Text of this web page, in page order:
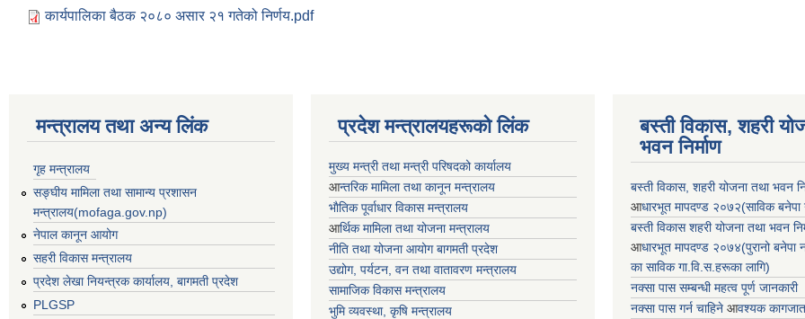
कार्यपालिका बैठक २०८० असार २१ गतेको निर्णय.pdf
मन्त्रालय तथा अन्य लिंक
गृह मन्त्रालय
सङ्घीय मामिला तथा सामान्य प्रशासन
मन्त्रालय(mofaga.gov.np)
नेपाल कानून आयोग
सहरी विकास मन्त्रालय
प्रदेश लेखा नियन्त्रक कार्यालय, बागमती प्रदेश
PLGSP
प्रदेश मन्त्रालयहरूको लिंक
मुख्य मन्त्री तथा मन्त्री परिषदको कार्यालय
आन्तरिक मामिला तथा कानून मन्त्रालय
भाैतिक पूर्वाधार विकास मन्त्रालय
आर्थिक मामिला तथा योजना मन्त्रालय
नीति तथा योजना आयोग बागमती प्रदेश
उद्योग, पर्यटन, वन तथा वातावरण मन्त्रालय
सामाजिक विकास मन्त्रालय
भुमि व्यवस्था, कृषि मन्त्रालय
बस्ती विकास, शहरी
भवन निर्माण
बस्ती विकास, शहरी योजना तथा भवन
आधारभूत मापदण्ड २०७२(साविक बनेपा
बस्ती विकास शहरी योजना तथा भवन
आधारभूत मापदण्ड २०७४(पुरानो बनेपा
का साविक गा.वि.स.हरूका लागि)
नक्सा पास सम्बन्धी महत्व पूर्ण जानकारी
नक्सा पास गर्न चाहिने आवश्यक